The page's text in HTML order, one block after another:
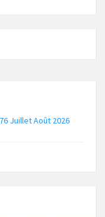
Juillet Août 2026